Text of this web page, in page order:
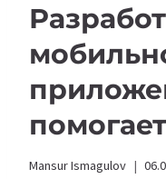
Mansur Ismagulov